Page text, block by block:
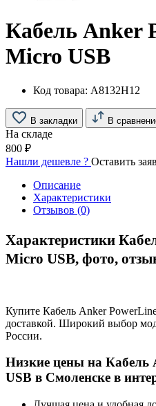
Кабель Anker
Micro USB
Код товара: A8132H12
В закладки В
На складе
800 ₽
Нашли дешевле ? Оставить
Описание
Характеристики
Отзывов (0)
Характеристики
Micro USB, фото,
Купите Кабель Anker
доставкой. Широкий выбор
России.
Низкие цены на Кабель
USB в Смоленске в